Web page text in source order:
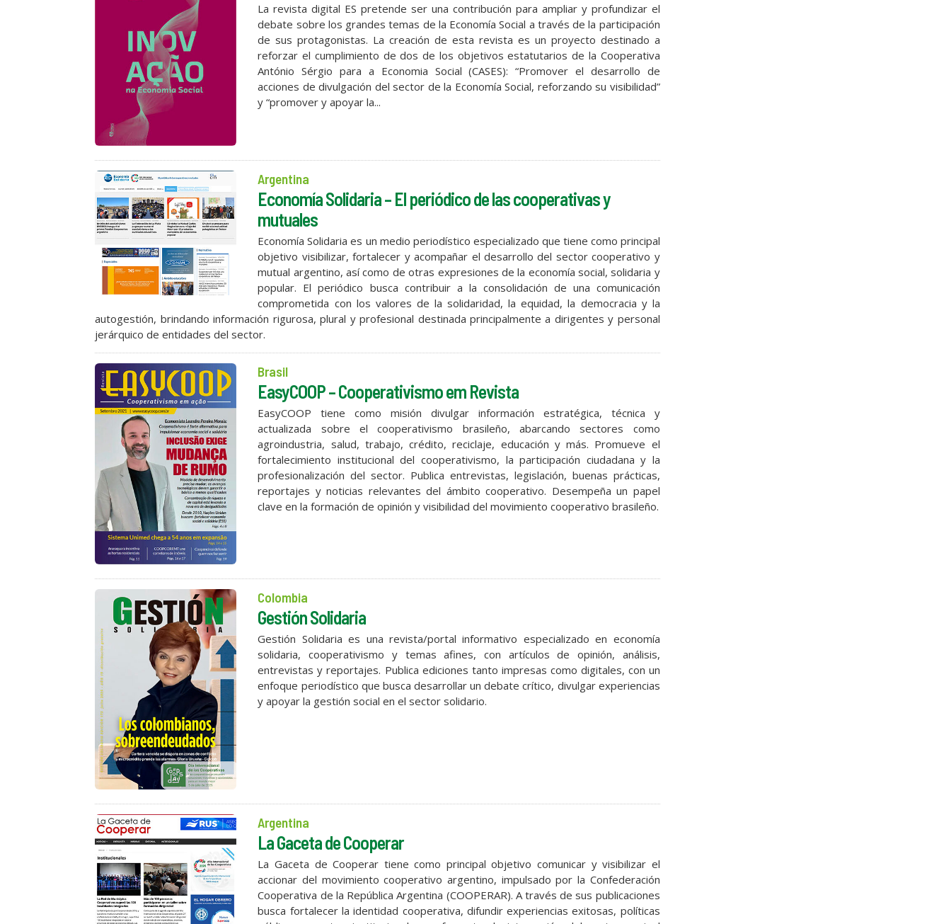
La revista digital ES pretende ser una contribución para ampliar y profundizar el
debate sobre los grandes temas de la Economía Social a través de la participación
de sus protagonistas. La creación de esta revista es un proyecto destinado a
reforzar el cumplimiento de dos de los objetivos estatutarios de la Cooperativa
António Sérgio para a Economia Social (CASES): “Promover el desarrollo de
acciones de divulgación del sector de la Economía Social, reforzando su visibilidad”
y “promover y apoyar la...
Argentina
Economía Solidaria – El periódico de las cooperativas y
mutuales
Economía Solidaria es un medio periodístico especializado que tiene como principal
objetivo visibilizar, fortalecer y acompañar el desarrollo del sector cooperativo y
mutual argentino, así como de otras expresiones de la economía social, solidaria y
popular. El periódico busca contribuir a la consolidación de una comunicación
comprometida con los valores de la solidaridad, la equidad, la democracia y la
autogestión, brindando información rigurosa, plural y profesional destinada principalmente a dirigentes y personal
jerárquico de entidades del sector.
Brasil
EasyCOOP – Cooperativismo em Revista
EasyCOOP tiene como misión divulgar información estratégica, técnica y
actualizada sobre el cooperativismo brasileño, abarcando sectores como
agroindustria, salud, trabajo, crédito, reciclaje, educación y más. Promueve el
fortalecimiento institucional del cooperativismo, la participación ciudadana y la
profesionalización del sector. Publica entrevistas, legislación, buenas prácticas,
reportajes y noticias relevantes del ámbito cooperativo. Desempeña un papel
clave en la formación de opinión y visibilidad del movimiento cooperativo brasileño.
Colombia
Gestión Solidaria
Gestión Solidaria es una revista/portal informativo especializado en economía
solidaria, cooperativismo y temas afines, con artículos de opinión, análisis,
entrevistas y reportajes. Publica ediciones tanto impresas como digitales, con un
enfoque periodístico que busca desarrollar un debate crítico, divulgar experiencias
y apoyar la gestión social en el sector solidario.
Argentina
La Gaceta de Cooperar
La Gaceta de Cooperar tiene como principal objetivo comunicar y visibilizar el
accionar del movimiento cooperativo argentino, impulsado por la Confederación
Cooperativa de la República Argentina (COOPERAR). A través de sus publicaciones
busca fortalecer la identidad cooperativa, difundir experiencias exitosas, políticas